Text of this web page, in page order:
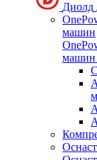
Диолд
машин
машин